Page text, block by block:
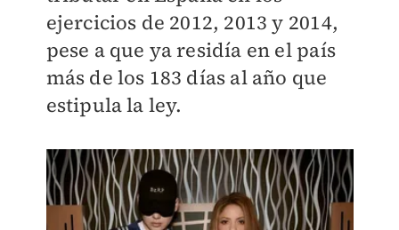
ejercicios de 2012, 2013 y 2014,
pese a que ya residía en el país
más de los 183 días al año que
estipula la ley.